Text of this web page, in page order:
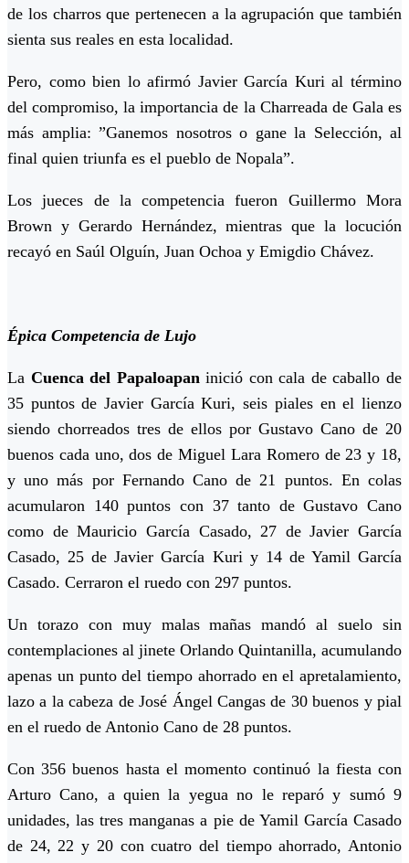
de los charros que pertenecen a la agrupación que también
sienta sus reales en esta localidad.
Pero, como bien lo afirmó Javier García Kuri al término
del compromiso, la importancia de la Charreada de Gala es
más amplia: ”Ganemos nosotros o gane la Selección, al
final quien triunfa es el pueblo de Nopala”.
Los jueces de la competencia fueron Guillermo Mora
Brown y Gerardo Hernández, mientras que la locución
recayó en Saúl Olguín, Juan Ochoa y Emigdio Chávez.
Épica Competencia de Lujo
La Cuenca del Papaloapaninició con cala de caballo de
35 puntos de Javier García Kuri, seis piales en el lienzo
siendo chorreados tres de ellos por Gustavo Cano de 20
buenos cada uno, dos de Miguel Lara Romero de 23 y 18,
y uno más por Fernando Cano de 21 puntos. En colas
acumularon 140 puntos con 37 tanto de Gustavo Cano
como de Mauricio García Casado, 27 de Javier García
Casado, 25 de Javier García Kuri y 14 de Yamil García
Casado. Cerraron el ruedo con 297 puntos.
Un torazo con muy malas mañas mandó al suelo sin
contemplaciones al jinete Orlando Quintanilla, acumulando
apenas un punto del tiempo ahorrado en el apretalamiento,
lazo a la cabeza de José Ángel Cangas de 30 buenos y pial
en el ruedo de Antonio Cano de 28 puntos.
Con 356 buenos hasta el momento continuó la fiesta con
Arturo Cano, a quien la yegua no le reparó y sumó 9
unidades, las tres manganas a pie de Yamil García Casado
de 24, 22 y 20 con cuatro del tiempo ahorrado, Antonio